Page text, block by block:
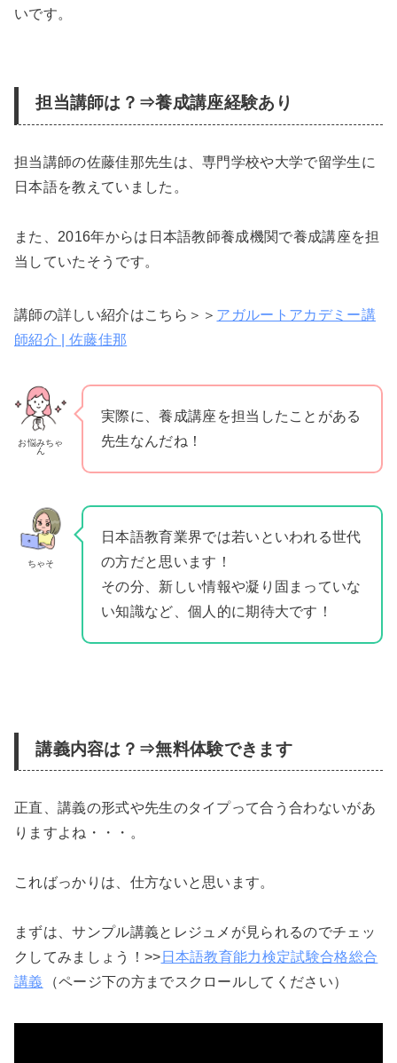
いです。
担当講師は？⇒養成講座経験あり
担当講師の佐藤佳那先生は、専門学校や大学で留学生に
日本語を教えていました。
また、2016年からは日本語教師養成機関で養成講座を担
当していたそうです。
講師の詳しい紹介はこちら＞＞ アガルートアカデミー講
師紹介 | 佐藤佳那
お悩みちゃ
ん
実際に、養成講座を担当したことがある
先生なんだね！
ちゃそ
日本語教育業界では若いといわれる世代
の方だと思います！
その分、新しい情報や凝り固まっていな
い知識など、個人的に期待大です！
講義内容は？⇒無料体験できます
正直、講義の形式や先生のタイプって合う合わないがあ
りますよね・・・。
こればっかりは、仕方ないと思います。
まずは、サンプル講義とレジュメが見られるのでチェッ
クしてみましょう！>> 日本語教育能力検定試験合格総合
講義
（ページ下の方までスクロールしてください）